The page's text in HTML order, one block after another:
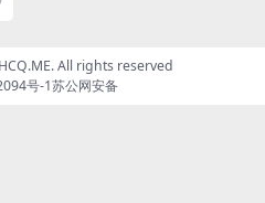
All rights reserved
号-1苏公网安备